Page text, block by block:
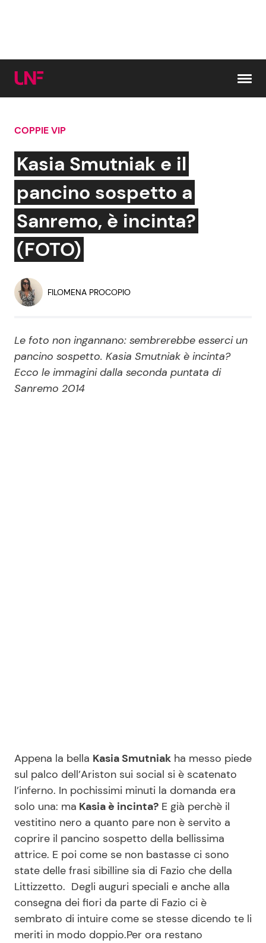
Cerca:
News e Cronaca
Attualità Italiana
Dal Mondo
Economia
Persone Scomparse
Politica
Gossip e TV
Bellezze VIP
Reality e Talent
Soap Opera
Viaggi e Turismo
Festività
Ricette Feste
Ricette per Bambini
Seguici
Info
Chi siamo
COPPIE VIP
Kasia Smutniak e il
pancino sospetto a
Sanremo, è incinta?
(FOTO)
FILOMENA PROCOPIO
Le foto non ingannano: sembrerebbe esserci un
pancino sospetto. Kasia Smutniak è incinta?
Ecco le immagini dalla seconda puntata di
Sanremo 2014
Appena la bella Kasia Smutniak ha messo piede
sul palco dell’Ariston sui social si è scatenato
l’inferno. In pochissimi minuti la domanda era
solo una: ma Kasia è incinta? E già perchè il
vestitino nero a quanto pare non è servito a
coprire il pancino sospetto della bellissima
attrice. E poi come se non bastasse ci sono
state delle frasi sibilline sia di Fazio che della
Littizzetto. Degli auguri speciali e anche alla
consegna dei fiori da parte di Fazio ci è
sembrato di intuire come se stesse dicendo te li
meriti in modo doppio.Per ora restano